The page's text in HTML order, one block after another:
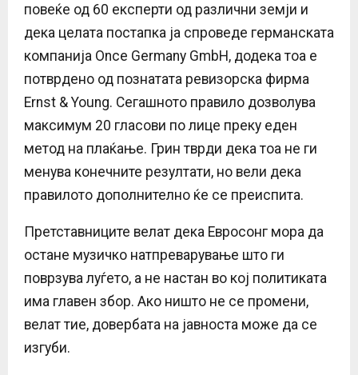
повеќе од 60 експерти од различни земји и
дека целата постапка ја спроведе германската
компанија Once Germany GmbH, додека тоа е
потврдено од познатата ревизорска фирма
Ernst & Young. Сегашното правило дозволува
максимум 20 гласови по лице преку еден
метод на плаќање. Грин тврди дека тоа не ги
менува конечните резултати, но вели дека
правилото дополнително ќе се преиспита.
Претставниците велат дека Евросонг мора да
остане музичко натпреварување што ги
поврзува луѓето, а не настан во кој политиката
има главен збор. Ако ништо не се промени,
велат тие, довербата на јавноста може да се
изгуби.